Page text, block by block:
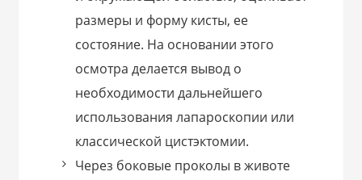
размеры и форму кисты, ее
состояние. На основании этого
осмотра делается вывод о
необходимости дальнейшего
использования лапароскопии или
классической цистэктомии.
Через боковые проколы в животе